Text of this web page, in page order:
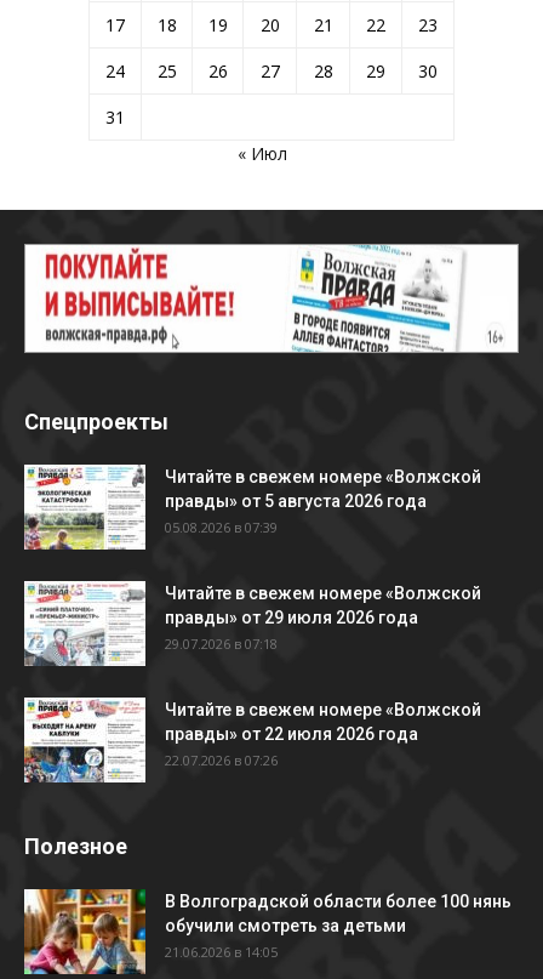
17
18 19 20 21 22
23
24
25 26 27 28 29
30
31
« Июл
Спецпроекты
Читайте в свежем номере «Волжской
правды» от 5 августа 2026 года
05.08.2026 в 07:39
Читайте в свежем номере «Волжской
правды» от 29 июля 2026 года
29.07.2026 в 07:18
Читайте в свежем номере «Волжской
правды» от 22 июля 2026 года
22.07.2026 в 07:26
Полезное
В Волгоградской области более 100 нянь
обучили смотреть за детьми
21.06.2026 в 14:05